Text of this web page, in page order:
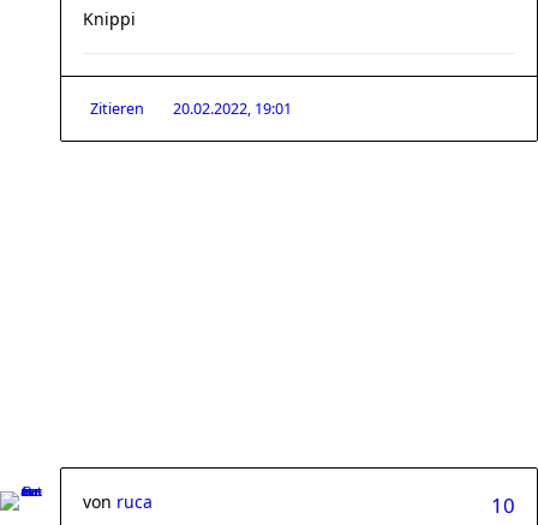
Knippi
Zitieren 20.02.2022, 19:01
10
von ruca